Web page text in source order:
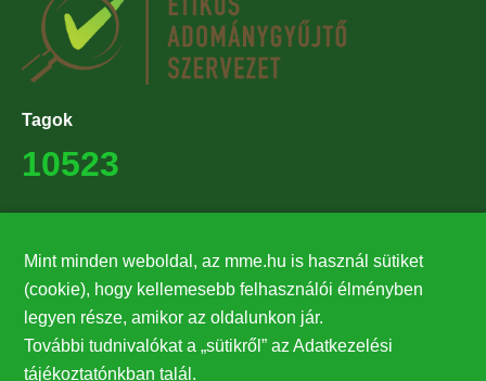
Tagok
10523
27224
Hírlevél feliratkozás
Értesüljön elsőként legfrissebb híreinkről, eseményeinkről!
Mint minden weboldal, az mme.hu is használ sütiket
(cookie), hogy kellemesebb felhasználói élményben
legyen része, amikor az oldalunkon jár.
További tudnivalókat a „sütikről” az Adatkezelési
tájékoztatónkban talál.